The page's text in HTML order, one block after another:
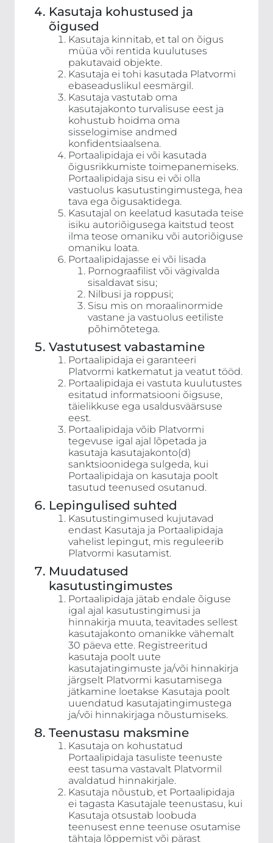
Kasutaja kohustused ja
õigused
Kasutaja kinnitab, et tal on õigus
müüa või rentida kuulutuses
pakutavaid objekte.
Kasutaja ei tohi kasutada Platvormi
ebaseaduslikul eesmärgil.
Kasutaja vastutab oma
kasutajakonto turvalisuse eest ja
kohustub hoidma oma
sisselogimise andmed
konfidentsiaalsena.
Portaalipidaja ei või kasutada
õigusrikkumiste toimepanemiseks.
Portaalipidaja sisu ei või olla
vastuolus kasutustingimustega, hea
tava ega õigusaktidega.
Kasutajal on keelatud kasutada teise
isiku autoriõigusega kaitstud teost
ilma teose omaniku või autoriõiguse
omaniku loata.
Portaalipidajasse ei või lisada
Pornograafilist või vägivalda
sisaldavat sisu;
Nilbusi ja roppusi;
Sisu mis on moraalinormide
vastane ja vastuolus eetiliste
põhimõtetega.
Vastutusest vabastamine
Portaalipidaja ei garanteeri
Platvormi katkematut ja veatut tööd.
Portaalipidaja ei vastuta kuulutustes
esitatud informatsiooni õigsuse,
täielikkuse ega usaldusväärsuse
eest.
Portaalipidaja võib Platvormi
tegevuse igal ajal lõpetada ja
kasutaja kasutajakonto(d)
sanktsioonidega sulgeda, kui
Portaalipidaja on kasutaja poolt
tasutud teenused osutanud.
Lepingulised suhted
Kasutustingimused kujutavad
endast Kasutaja ja Portaalipidaja
vahelist lepingut, mis reguleerib
Platvormi kasutamist.
Muudatused
kasutustingimustes
Portaalipidaja jätab endale õiguse
igal ajal kasutustingimusi ja
hinnakirja muuta, teavitades sellest
kasutajakonto omanikke vähemalt
30 päeva ette. Registreeritud
kasutaja poolt uute
kasutajatingimuste ja/või hinnakirja
järgselt Platvormi kasutamisega
jätkamine loetakse Kasutaja poolt
uuendatud kasutajatingimustega
ja/või hinnakirjaga nõustumiseks.
Teenustasu maksmine
Kasutaja on kohustatud
Portaalipidaja tasuliste teenuste
eest tasuma vastavalt Platvormil
avaldatud hinnakirjale.
Kasutaja nõustub, et Portaalipidaja
ei tagasta Kasutajale teenustasu, kui
Kasutaja otsustab loobuda
teenusest enne teenuse osutamise
tähtaja lõppemist või pärast